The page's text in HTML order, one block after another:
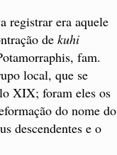
registrar era aquele
de kuhi
fam.
local, que se
XIX; foram eles os
do nome do
descendentes e o